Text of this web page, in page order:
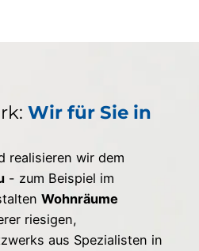
Wir für Sie in
realisieren wir dem
- zum Beispiel im
Wohnräume
riesigen,
aus Spezialisten in